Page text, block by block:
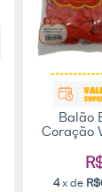
Balão
Coração
4 x de